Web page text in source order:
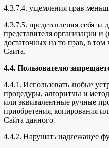
4.3.7.4. ущемления прав
4.3.7.5. представления себя за
представителя организации и
достаточных на то прав, в том
Сайта.
4.4. Пользователю
4.4.1. Использовать любые
процедуры, алгоритмы и
или эквивалентные ручные
приобретения, копирования
Сайта данного;
4.4.2. Нарушать надлежащее